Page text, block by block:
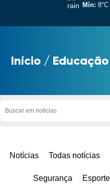
Mín: 8°C
Início /
Notícias Todas notícias
Segurança